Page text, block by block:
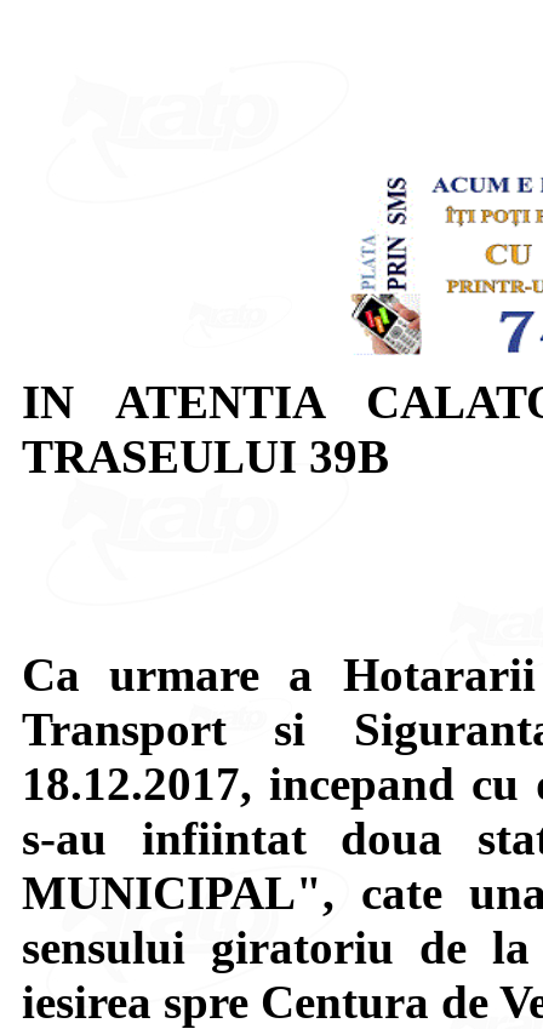
IN ATENTIA
TRASEULUI 39B
Ca urmare a
Transport si
18.12.2017, incepand
s-au infiintat doua
MUNICIPAL", cate
sensului giratoriu de
iesirea spre Centura de